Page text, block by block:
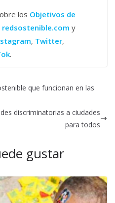
los Objetivos de
redsostenible.com y
, Twitter,
.
que funcionan en las
discriminatorias a ciudades
para todos
gustar